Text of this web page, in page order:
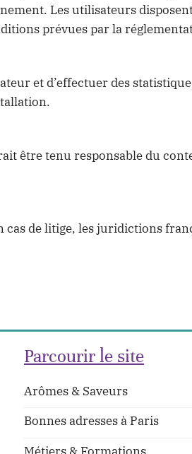
Les utilisateurs
prévues par la
et d’effectuer des
être tenu responsable du
de litige, les juridictions
Parcourir le site
Arômes & Saveurs
Bonnes adresses à Paris